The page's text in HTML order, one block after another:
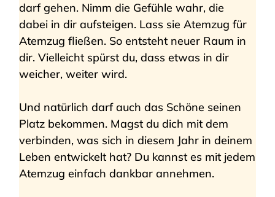
darf gehen. Nimm die Gefühle wahr, die
dabei in dir aufsteigen. Lass sie Atemzug für
Atemzug fließen. So entsteht neuer Raum in
dir. Vielleicht spürst du, dass etwas in dir
weicher, weiter wird.
Und natürlich darf auch das Schöne seinen
Platz bekommen. Magst du dich mit dem
verbinden, was sich in diesem Jahr in deinem
Leben entwickelt hat? Du kannst es mit jedem
Atemzug einfach dankbar annehmen.